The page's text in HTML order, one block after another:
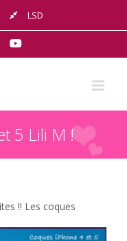
LSD
YouTube
5 Lili M !
!! Les coques